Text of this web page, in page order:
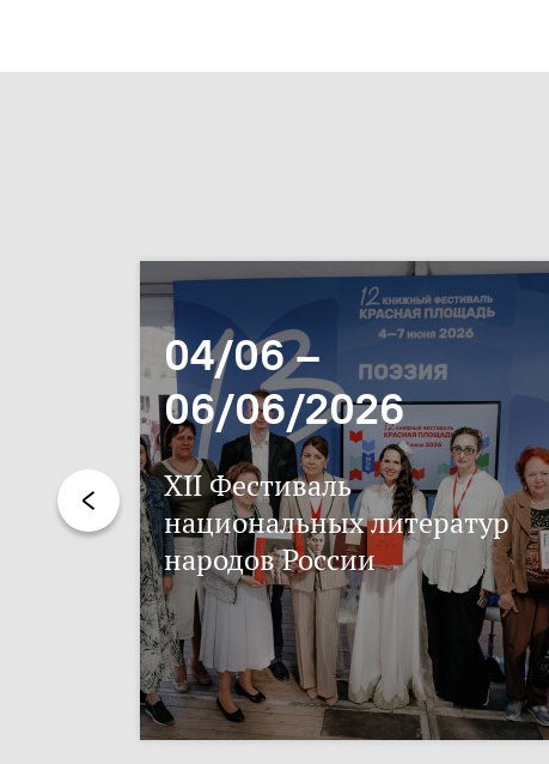
04/06 –
06/06/2026
XII Фестиваль
национальных литератур
народов России